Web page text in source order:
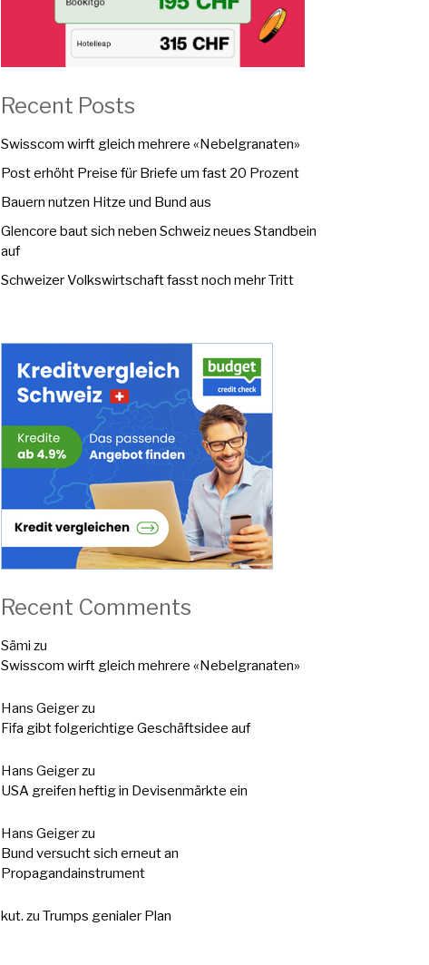
Recent Posts
Swisscom wirft gleich mehrere «Nebelgranaten»
Post erhöht Preise für Briefe um fast 20 Prozent
Bauern nutzen Hitze und Bund aus
Glencore baut sich neben Schweiz neues Standbein
auf
Schweizer Volkswirtschaft fasst noch mehr Tritt
Recent Comments
Sämi zu
Swisscom wirft gleich mehrere «Nebelgranaten»
Hans Geigerzu
Fifa gibt folgerichtige Geschäftsidee auf
Hans Geigerzu
USA greifen heftig in Devisenmärkte ein
Hans Geigerzu
Bund versucht sich erneut an
Propagandainstrument
kut. zu Trumps genialer Plan